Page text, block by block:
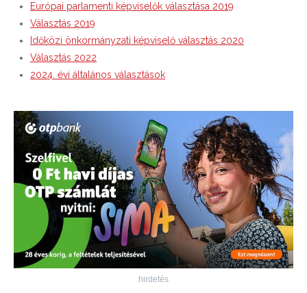
Európai parlamenti képviselők választása 2019
Választás 2019
Időközi önkormányzati képviselő választás 2020
Választás 2022
2024. évi általános választások
hirdetés